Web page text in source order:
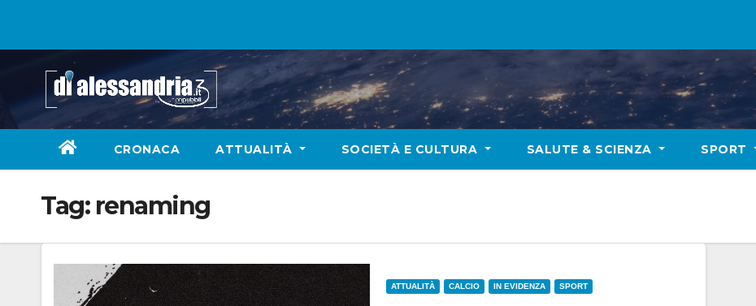
CRONACA ATTUALITÀ SOCIETÀ E CULTURA SALUTE & SCIENZA SPORT
Tag: renaming
ATTUALITÀ CALCIO IN EVIDENZA SPORT